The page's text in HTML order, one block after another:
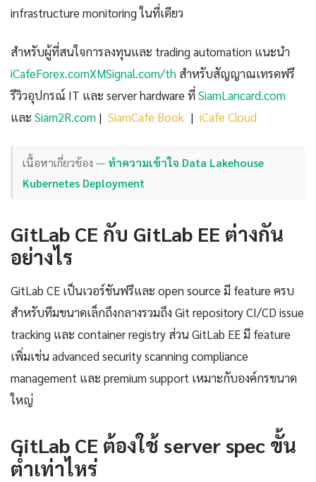
infrastructure monitoring ในที่เดียว
สำหรับผู้ที่สนใจการลงทุนและ trading automation แนะนำ
iCafeForex.comXMSignal.com/th สำหรับสัญญาณเทรดฟรี
รีวิวอุปกรณ์ IT และ server hardware ที่SiamLancard.com
และ Siam2R.com | SiamCafe Book | iCafe Cloud
เนื้อหาเกี่ยวข้อง — ทำความเข้าใจ Data Lakehouse
Kubernetes Deployment
GitLab CE กับ GitLab EE ต่างกัน
อย่างไร
GitLab CE เป็นเวอร์ชันฟรีและ open source มี feature ครบ
สำหรับทีมขนาดเล็กถึงกลางรวมถึง Git repository CI/CD issue
tracking และ container registry ส่วน GitLab EE มี feature
เพิ่มเช่น advanced security scanning compliance
management และ premium support เหมาะกับองค์กรขนาด
ใหญ่
GitLab CE ต้องใช้ server spec ขั้น
ต่ำเท่าไหร่